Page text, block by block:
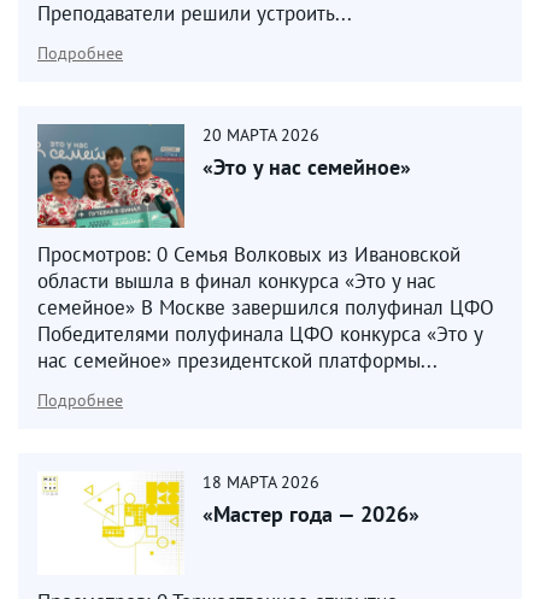
Преподаватели решили устроить...
Подробнее
20 МАРТА 2026
«Это у нас семейное»
Просмотров: 0 Семья Волковых из Ивановской
области вышла в финал конкурса «Это у нас
семейное» В Москве завершился полуфинал ЦФО
Победителями полуфинала ЦФО конкурса «Это у
нас семейное» президентской платформы...
Подробнее
18 МАРТА 2026
«Мастер года — 2026»